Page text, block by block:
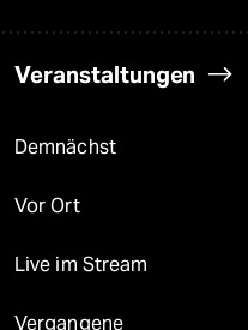
Veranstaltungen
Demnächst
Vor Ort
Live im Stream
Vergangene